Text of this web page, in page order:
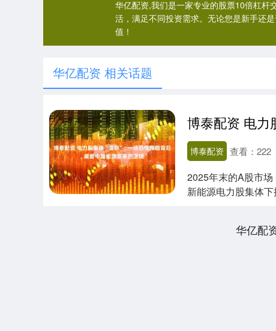
华亿配资,我们是一家专业的股票10倍杠杆
活，满足不同投资需求。无论您是新手还
值！
华亿配资 相关话题
博泰配资 查看： 222
2025年末的A股市场
新能源电力股集体
华亿配